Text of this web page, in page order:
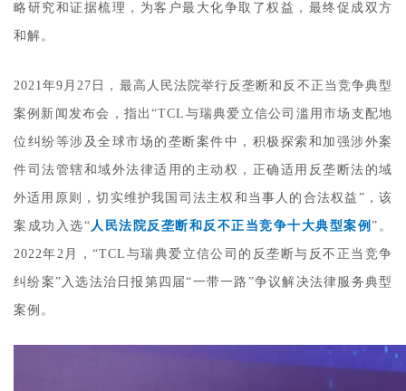
略研究和证据梳理，为客户最大化争取了权益，最终促成双方
和解。
2021年9月27日，最高人民法院举行反垄断和反不正当竞争典型
案例新闻发布会，指出“TCL与瑞典爱立信公司滥用市场支配地
位纠纷等涉及全球市场的垄断案件中，积极探索和加强涉外案
件司法管辖和域外法律适用的主动权，正确适用反垄断法的域
外适用原则，切实维护我国司法主权和当事人的合法权益”，该
案成功入选“ 人民法院反垄断和反不正当竞争十大典型案例”。
2022年2月，“TCL与瑞典爱立信公司的反垄断与反不正当竞争
纠纷案”入选法治日报第四届“一带一路”争议解决法律服务典型
案例。